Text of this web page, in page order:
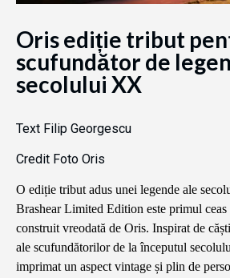
Oris ediție tribut
scufundător de
secolului XX
Text Filip Georgescu
Credit Foto Oris
O ediție tribut adus unei legende ale
Brashear Limited Edition este primul ceas
construit vreodată de Oris. Inspirat de
ale scufundătorilor de la începutul
imprimat un aspect vintage și plin de